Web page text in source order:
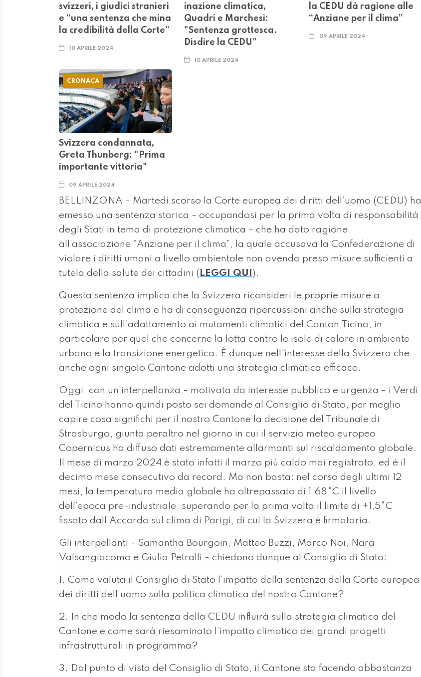
svizzeri, i giudici stranieri
e “una sentenza che mina
la credibilità della Corte”
10 APRILE 2024
inazione climatica,
Quadri e Marchesi:
"Sentenza grottesca.
Disdire la CEDU"
10 APRILE 2024
la CEDU dà ragione alle
“Anziane per il clima”
09 APRILE 2024
CRONACA
Svizzera condannata,
Greta Thunberg: "Prima
importante vittoria"
09 APRILE 2024
BELLINZONA - Martedì scorso la Corte europea dei diritti dell’uomo (CEDU) ha
emesso una sentenza storica - occupandosi per la prima volta di responsabilità
degli Stati in tema di protezione climatica - che ha dato ragione
all’associazione “Anziane per il clima”, la quale accusava la Confederazione di
violare i diritti umani a livello ambientale non avendo preso misure sufficienti a
tutela della salute dei cittadini ( LEGGI QUI ).
Questa sentenza implica che la Svizzera riconsideri le proprie misure a
protezione del clima e ha di conseguenza ripercussioni anche sulla strategia
climatica e sull'adattamento ai mutamenti climatici del Canton Ticino, in
particolare per quel che concerne la lotta contro le isole di calore in ambiente
urbano e la transizione energetica. È dunque nell'interesse della Svizzera che
anche ogni singolo Cantone adotti una strategia climatica efficace.
Oggi, con un’interpellanza - motivata da interesse pubblico e urgenza - i Verdi
del Ticino hanno quindi posto sei domande al Consiglio di Stato, per meglio
capire cosa significhi per il nostro Cantone la decisione del Tribunale di
Strasburgo, giunta peraltro nel giorno in cui il servizio meteo europeo
Copernicus ha diffuso dati estremamente allarmanti sul riscaldamento globale.
Il mese di marzo 2024 è stato infatti il marzo più caldo mai registrato, ed è il
decimo mese consecutivo da record. Ma non basta: nel corso degli ultimi 12
mesi, la temperatura media globale ha oltrepassato di 1,68°C il livello
dell’epoca pre-industriale, superando per la prima volta il limite di +1,5°C
fissato dall’Accordo sul clima di Parigi, di cui la Svizzera è firmataria.
Gli interpellanti - Samantha Bourgoin, Matteo Buzzi, Marco Noi, Nara
Valsangiacomo e Giulia Petralli - chiedono dunque al Consiglio di Stato:
1. Come valuta il Consiglio di Stato l’impatto della sentenza della Corte europea
dei diritti dell’uomo sulla politica climatica del nostro Cantone?
2. In che modo la sentenza della CEDU influirà sulla strategia climatica del
Cantone e come sarà riesaminato l’impatto climatico dei grandi progetti
infrastrutturali in programma?
3. Dal punto di vista del Consiglio di Stato, il Cantone sta facendo abbastanza